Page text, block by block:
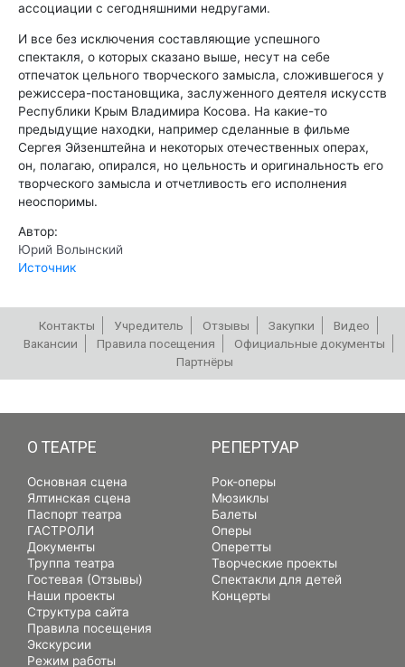
ассоциации с сегодняшними недругами.
И все без исключения составляющие успешного
спектакля, о которых сказано выше, несут на себе
отпечаток цельного творческого замысла, сложившегося у
режиссера-постановщика, заслуженного деятеля искусств
Республики Крым Владимира Косова. На какие-то
предыдущие находки, например сделанные в фильме
Сергея Эйзенштейна и некоторых отечественных операх,
он, полагаю, опирался, но цельность и оригинальность его
творческого замысла и отчетливость его исполнения
неоспоримы.
Автор:
Юрий Волынский
Источник
Контакты Учредитель Отзывы Закупки
Видео
Вакансии
Правила посещения
Официальные документы
Партнёры
О ТЕАТРЕ
Основная сцена
Ялтинская сцена
Паспорт театра
ГАСТРОЛИ
Документы
Труппа театра
Гостевая (Отзывы)
Наши проекты
Структура сайта
Правила посещения
Экскурсии
Режим работы
РЕПЕРТУАР
Рок-оперы
Мюзиклы
Балеты
Оперы
Оперетты
Творческие проекты
Спектакли для детей
Концерты